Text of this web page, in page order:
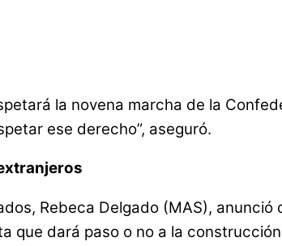
la novena marcha de la
ese derecho”, aseguró.
Rebeca Delgado (MAS),
que dará paso o no a la